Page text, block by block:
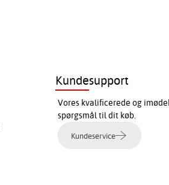
Kundesupport
Vores kvalificerede og
spørgsmål til dit køb.
Kundeservice